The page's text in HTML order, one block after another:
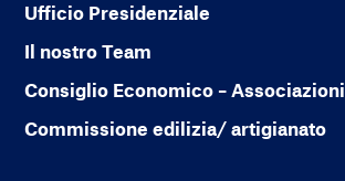
Ufficio Presidenziale
Il nostro Team
Consiglio Economico – Associazioni
Commissione edilizia/ artigianato